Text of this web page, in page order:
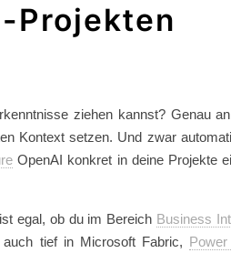
Projekten
ziehen kannst? Genau
Kontext setzen. Und zwar
OpenAI konkret in deine Projekte
egal, ob du im Bereich Business
tief in Microsoft Fabric,